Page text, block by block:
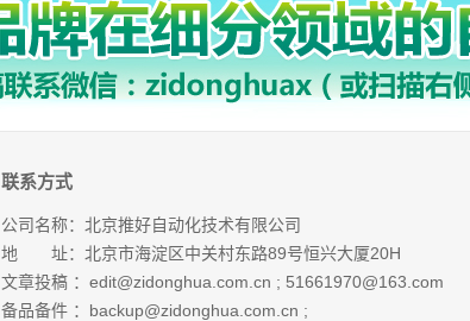
联系方式
公司名称：北京推好自动化技术有限公司
地 址：北京市海淀区中关村东路89号恒兴大厦20H
文章投稿 ： edit@zidonghua.com.cn ; 51661970@163.com
备品备件 ： backup@zidonghua.com.cn ;